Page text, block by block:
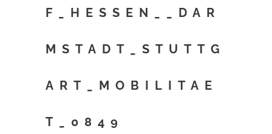
F_HESSEN__DAR
MSTADT_STUTTG
ART_MOBILITAE
T_0849